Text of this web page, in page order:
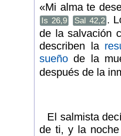
«Mi alma te
Is 26,9 Sal 42,2 .
de la salvación
describen la
sueño de la
después de la
El salmista
de ti, y la